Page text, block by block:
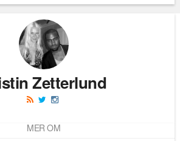
Zetterlund
MER OM